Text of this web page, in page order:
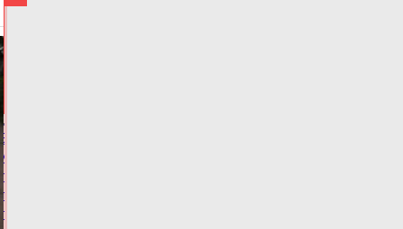
В
Москве
поймали
тверского
пиромана